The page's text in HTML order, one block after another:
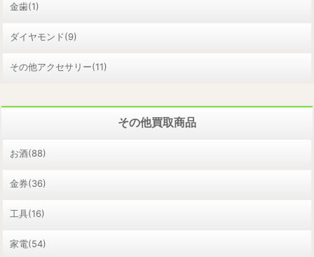
金歯(1)
ダイヤモンド(9)
その他アクセサリー(11)
その他買取商品
お酒(88)
金券(36)
工具(16)
家電(54)